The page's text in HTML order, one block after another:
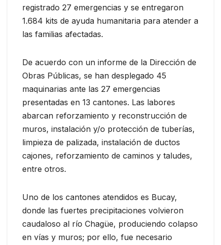
registrado 27 emergencias y se entregaron
1.684 kits de ayuda humanitaria para atender a
las familias afectadas.
De acuerdo con un informe de la Dirección de
Obras Públicas, se han desplegado 45
maquinarias ante las 27 emergencias
presentadas en 13 cantones. Las labores
abarcan reforzamiento y reconstrucción de
muros, instalación y/o protección de tuberías,
limpieza de palizada, instalación de ductos
cajones, reforzamiento de caminos y taludes,
entre otros.
Uno de los cantones atendidos es Bucay,
donde las fuertes precipitaciones volvieron
caudaloso al río Chagüe, produciendo colapso
en vías y muros; por ello, fue necesario